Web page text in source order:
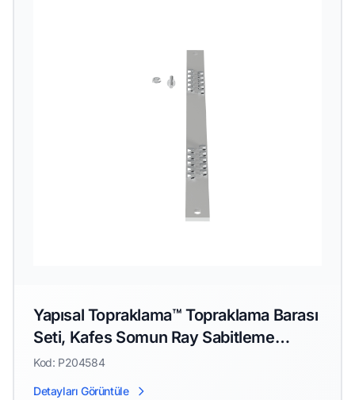
Yapısal Topraklama™ Topraklama Barası
Seti, Kafes Somun Ray Sabitleme
Elemanları için
Kod: P204584
Detayları Görüntüle